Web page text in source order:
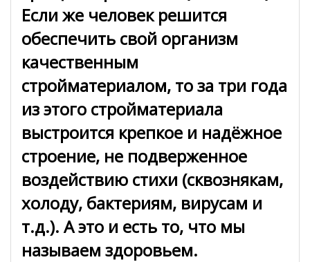
Если же человек решится
обеспечить свой организм
качественным
стройматериалом, то за три года
из этого стройматериала
выстроится крепкое и надёжное
строение, не подверженное
воздействию стихи (сквознякам,
холоду, бактериям, вирусам и
т.д.). А это и есть то, что мы
называем здоровьем.